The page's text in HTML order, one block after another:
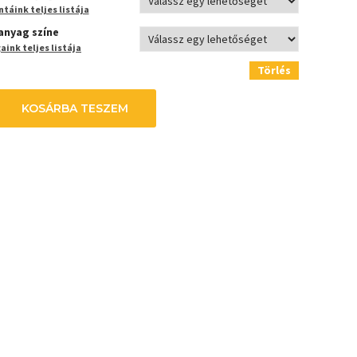
teljes listája
színe
teljes listája
Törlés
KOSÁRBA TESZEM